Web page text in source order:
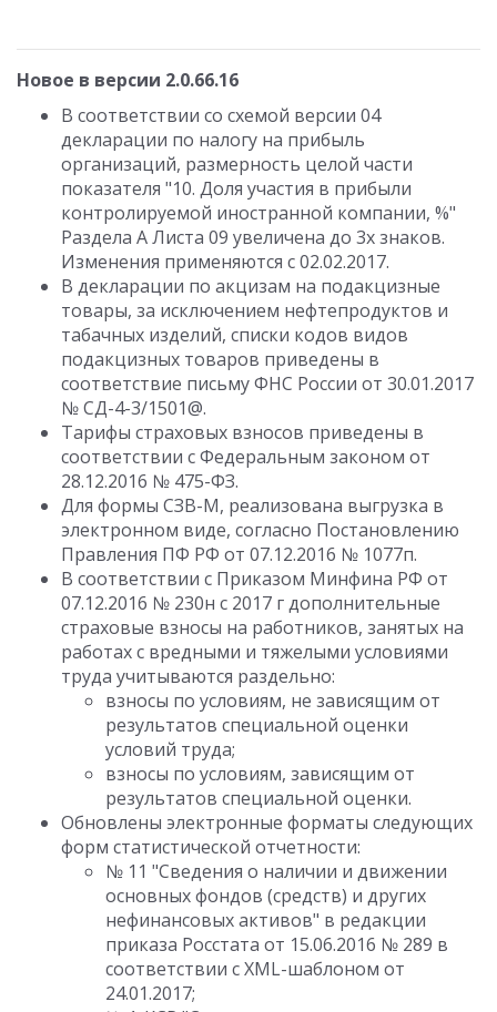
Новое в версии 2.0.66.16
В соответствии со схемой версии 04
декларации по налогу на прибыль
организаций, размерность целой части
показателя "10. Доля участия в прибыли
контролируемой иностранной компании, %"
Раздела А Листа 09 увеличена до 3х знаков.
Изменения применяются с 02.02.2017.
В декларации по акцизам на подакцизные
товары, за исключением нефтепродуктов и
табачных изделий, списки кодов видов
подакцизных товаров приведены в
соответствие письму ФНС России от 30.01.2017
№ СД-4-3/1501@.
Тарифы страховых взносов приведены в
соответствии с Федеральным законом от
28.12.2016 № 475-ФЗ.
Для формы СЗВ-М, реализована выгрузка в
электронном виде, согласно Постановлению
Правления ПФ РФ от 07.12.2016 № 1077п.
В соответствии с Приказом Минфина РФ от
07.12.2016 № 230н с 2017 г дополнительные
страховые взносы на работников, занятых на
работах с вредными и тяжелыми условиями
труда учитываются раздельно:
взносы по условиям, не зависящим от
результатов специальной оценки
условий труда;
взносы по условиям, зависящим от
результатов специальной оценки.
Обновлены электронные форматы следующих
форм статистической отчетности:
№ 11 "Сведения о наличии и движении
основных фондов (средств) и других
нефинансовых активов" в редакции
приказа Росстата от 15.06.2016 № 289 в
соответствии с XML-шаблоном от
24.01.2017;